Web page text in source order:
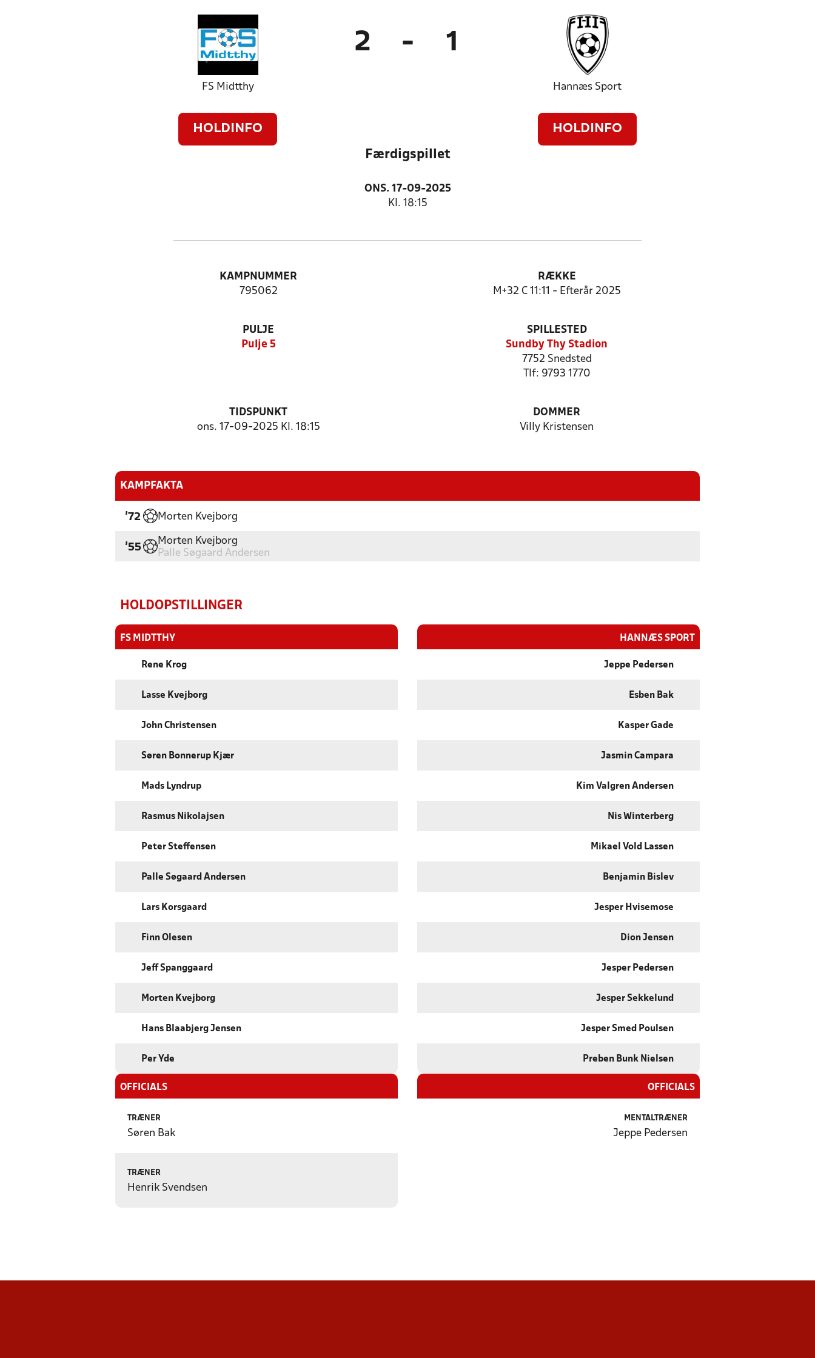
FS Midtthy
HOLDINFO
2 - 1
Hannæs Sport
HOLDINFO
Færdigspillet
ONS. 17-09-2025
Kl. 18:15
KAMPNUMMER
795062
RÆKKE
M+32 C 11:11 - Efterår 2025
PULJE
Pulje 5
SPILLESTED
Sundby Thy Stadion
7752 Snedsted
Tlf: 9793 1770
TIDSPUNKT
ons. 17-09-2025 Kl. 18:15
DOMMER
Villy Kristensen
KAMPFAKTA
'72 Morten Kvejborg
'55
Morten Kvejborg
Palle Søgaard Andersen
HOLDOPSTILLINGER
FS MIDTTHY
Rene Krog
Lasse Kvejborg
John Christensen
Søren Bonnerup Kjær
Mads Lyndrup
Rasmus Nikolajsen
Peter Steffensen
Palle Søgaard Andersen
Lars Korsgaard
Finn Olesen
Jeff Spanggaard
Morten Kvejborg
Hans Blaabjerg Jensen
Per Yde
OFFICIALS
TRÆNER
Søren Bak
TRÆNER
Henrik Svendsen
HANNÆS SPORT
Jeppe Pedersen
Esben Bak
Kasper Gade
Jasmin Campara
Kim Valgren Andersen
Nis Winterberg
Mikael Vold Lassen
Benjamin Bislev
Jesper Hvisemose
Dion Jensen
Jesper Pedersen
Jesper Sekkelund
Jesper Smed Poulsen
Preben Bunk Nielsen
OFFICIALS
MENTALTRÆNER
Jeppe Pedersen